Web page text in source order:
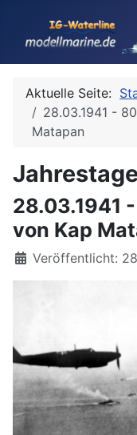
Aktuelle Seite:
28.03.1941 -
Matapan
Jahrestage
28.03.1941
von Kap
Details
Veröffentlicht: